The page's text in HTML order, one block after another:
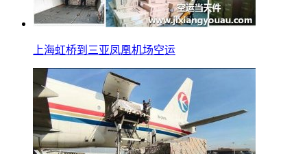
上海虹桥到三亚凤凰机场空运